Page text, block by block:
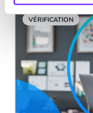
CM.com
mesure » :
exactement
VÉRIFICATION